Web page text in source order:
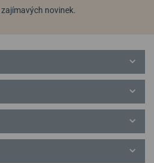
zajímavých novinek.